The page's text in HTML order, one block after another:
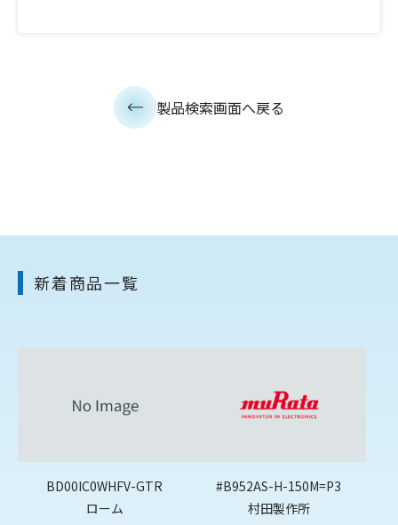
製品検索画面へ戻る
新着商品一覧
BD00IC0WHFV-GTR
ローム
#B952AS-H-150M=P3
村田製作所